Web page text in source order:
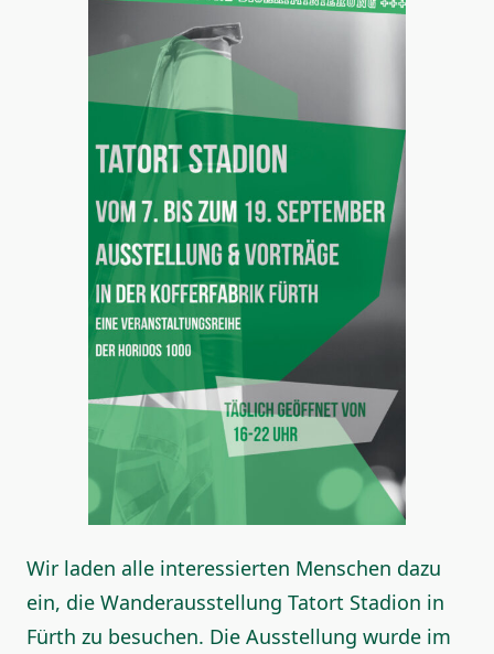
Wir laden alle interessierten Menschen dazu
ein, die Wanderausstellung Tatort Stadion in
Fürth zu besuchen. Die Ausstellung wurde im